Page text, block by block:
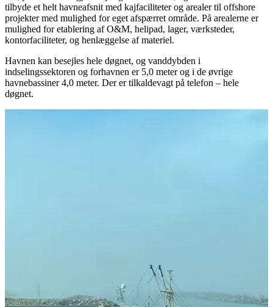
tilbyde et helt havneafsnit med kajfaciliteter og arealer til offshore
projekter med mulighed for eget afspærret område. På arealerne er
mulighed for etablering af O&M, helipad, lager, værksteder,
kontorfaciliteter, og henlæggelse af materiel.
Havnen kan besejles hele døgnet, og vanddybden i
indselingssektoren og forhavnen er 5,0 meter og i de øvrige
havnebassiner 4,0 meter. Der er tilkaldevagt på telefon – hele
døgnet.